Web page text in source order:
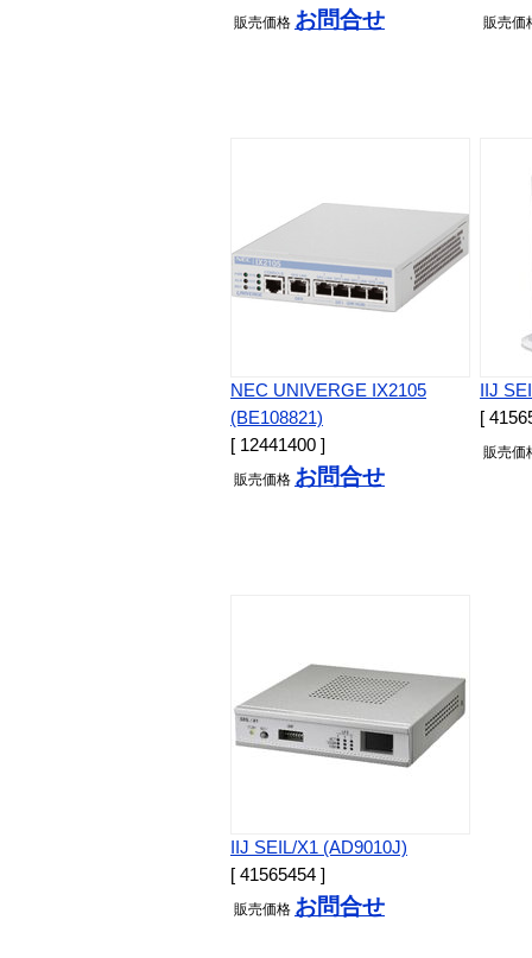
販売価格 お問合せ 販売価
NEC UNIVERGE IX2105
(BE108821)
[ 12441400 ]
販売価格 お問合せ
IIJ
[
販売価
IIJ SEIL/X1 (AD9010J)
[ 41565454 ]
販売価格 お問合せ